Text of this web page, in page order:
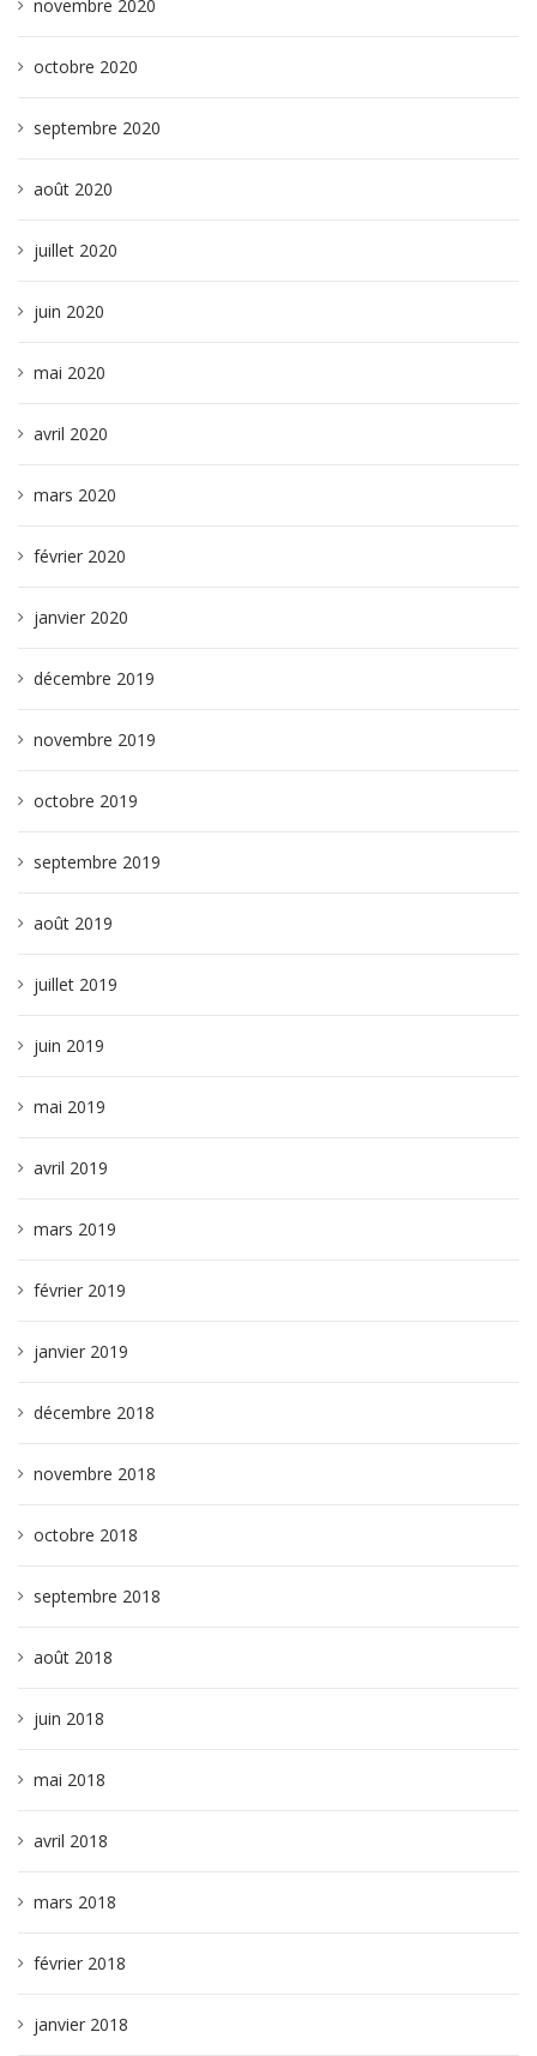
novembre 2020
octobre 2020
septembre 2020
août 2020
juillet 2020
juin 2020
mai 2020
avril 2020
mars 2020
février 2020
janvier 2020
décembre 2019
novembre 2019
octobre 2019
septembre 2019
août 2019
juillet 2019
juin 2019
mai 2019
avril 2019
mars 2019
février 2019
janvier 2019
décembre 2018
novembre 2018
octobre 2018
septembre 2018
août 2018
juin 2018
mai 2018
avril 2018
mars 2018
février 2018
janvier 2018